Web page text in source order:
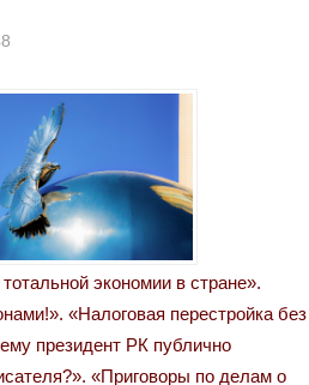
экономии в стране».
«Налоговая перестройка без
президент РК публично
«Приговоры по делам о